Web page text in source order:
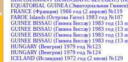
EQUATORIAL GUINEA (Экваториальная
FRANCE (Франция) 1966 год (2 апреля) №119
FAROE Islands (Острова Faroe) 1983 год №107
GUINEE BISSAU (Гвинеа Биссау) 1983 год (13
GUINEE BISSAU (Гвинеа Биссау) 1983 год (13
GUINEE BISSAU (Гвинеа Биссау) 1983 год (13
GUINEE BISSAU (Гвинеа Биссау) 1983 год (13
HUNGARY (Венгрия) 1979 год №123
HUNGARY (Венгрия) 1979 год №124
ICELAND (Исландия) 1972 год (2 июля) №129